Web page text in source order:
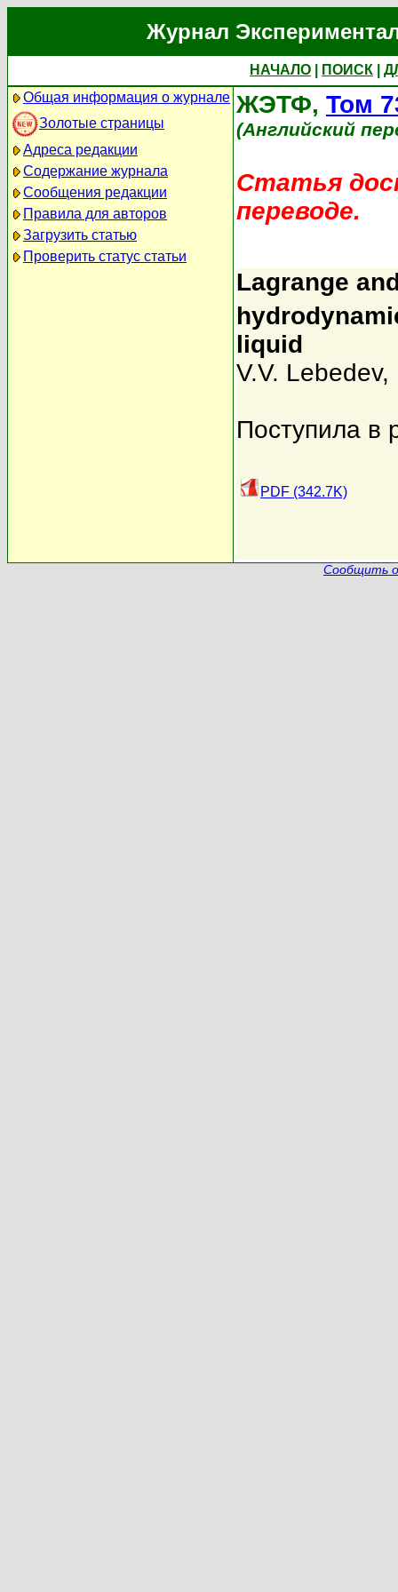
Журнал
НАЧАЛО ПОИСК
Общая информация о журнале
Золотые страницы
Адреса редакции
Содержание журнала
Сообщения редакции
Правила для авторов
Загрузить статью
Проверить статус статьи
ЖЭТФ, Том
(Английский
Статья
переводе.
Lagrange
liquid
V.V. Lebedev,
Поступила в
PDF (342.7K)
Сообщить о